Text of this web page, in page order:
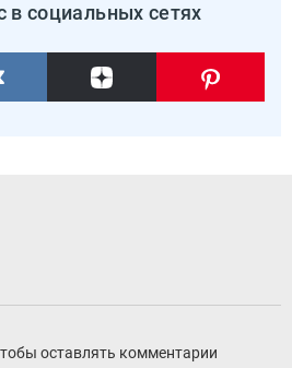
в социальных сетях
оставлять комментарии